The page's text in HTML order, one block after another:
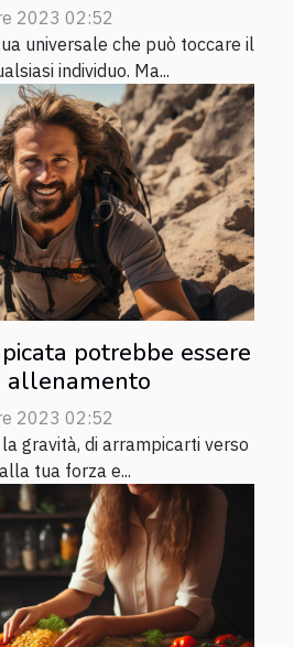
2023 02:52
universale che può toccare il
individuo. Ma...
potrebbe essere
allenamento
2023 02:52
gravità, di arrampicarti verso
tua forza e...